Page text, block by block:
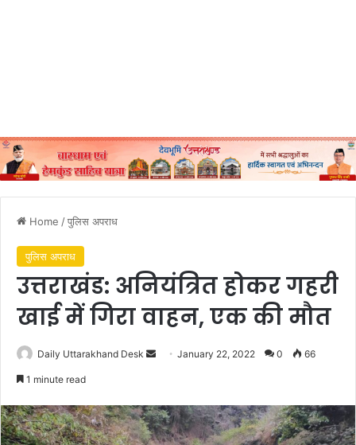
Home /पुलिस अपराध
पुलिस अपराध
उत्तराखंड: अनियंत्रित होकर गहरी
खाई में गिरा वाहन, एक की मौत
Daily Uttarakhand Desk
SendJanuary 22, 2022 0 66
1 minute read